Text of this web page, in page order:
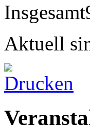
Insgesamt
Aktuell